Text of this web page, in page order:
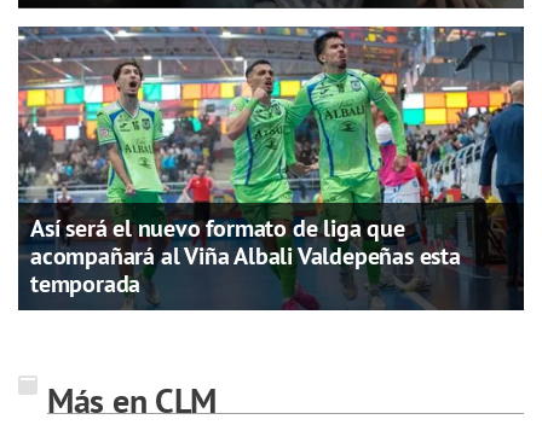
Así será el nuevo formato de liga que
acompañará al Viña Albali Valdepeñas esta
temporada
Más en CLM